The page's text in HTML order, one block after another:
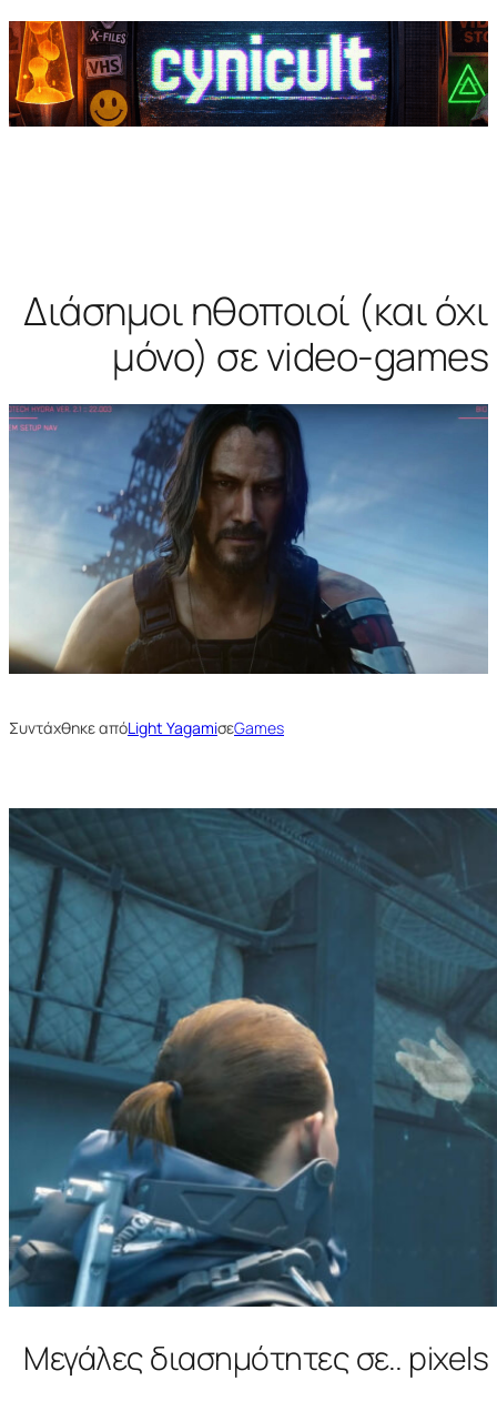
Διάσημοι ηθοποιοί (και όχι
μόνο) σε video-games
Συντάχθηκε απόLight YagamiσεGames
Μεγάλες διασημότητες σε.. pixels